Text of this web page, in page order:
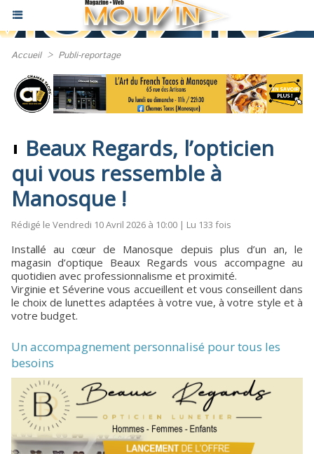
Accueil > Publi-reportage
Beaux Regards, l’opticien
qui vous ressemble à
Manosque !
Rédigé le Vendredi 10 Avril 2026 à 10:00 | Lu 133 fois
Installé au cœur de Manosque depuis plus d’un an, le
magasin d’optique Beaux Regards vous accompagne au
quotidien avec professionnalisme et proximité.
Virginie et Séverine vous accueillent et vous conseillent dans
le choix de lunettes adaptées à votre vue, à votre style et à
votre budget.
Un accompagnement personnalisé pour tous les
besoins